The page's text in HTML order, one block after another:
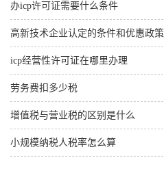
办icp许可证需要什么条件
高新技术企业认定的条件和优惠政策
icp经营性许可证在哪里办理
劳务费扣多少税
增值税与营业税的区别是什么
小规模纳税人税率怎么算